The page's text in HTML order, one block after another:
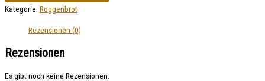
Kategorie: Roggenbrot
Rezensionen (0)
Rezensionen
Es gibt noch keine Rezensionen.